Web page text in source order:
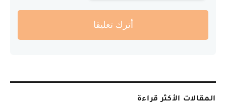
أترك تعليقا
المقالات الأكثر قراءة